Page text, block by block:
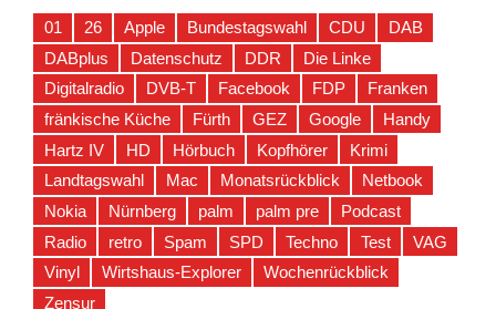
01 26 Apple Bundestagswahl CDU
DAB
DABplus
Datenschutz DDR
Die Linke
Digitalradio
DVB-T Facebook FDP
Franken
fränkische Küche
Fürth GEZ Google
Handy
Hartz IV
HD Hörbuch Kopfhörer
Krimi
Landtagswahl
Mac Monatsrückblick
Netbook
Nokia
Nürnberg palm palm pre
Podcast
Radio
retro Spam SPD Techno Test
VAG
Vinyl
Wirtshaus-Explorer
Wochenrückblick
Zensur